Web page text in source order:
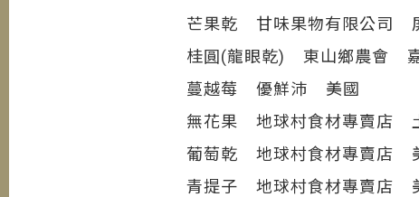
芒果乾 甘味果物有限公司
桂圓(龍眼乾) 東山鄉農會
蔓越莓 優鮮沛 美國
無花果 地球村食材專賣店
葡萄乾 地球村食材專賣店
青提子 地球村食材專賣店